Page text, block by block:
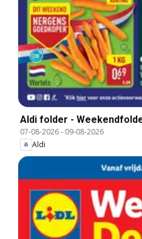
Aldi folder -
07-08-2026- 09-08-2026
Aldi